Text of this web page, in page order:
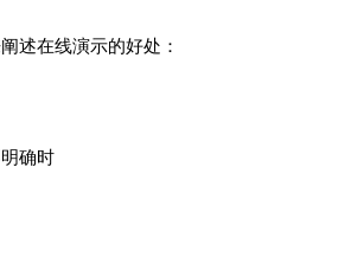
述在线演示的好处：
确时